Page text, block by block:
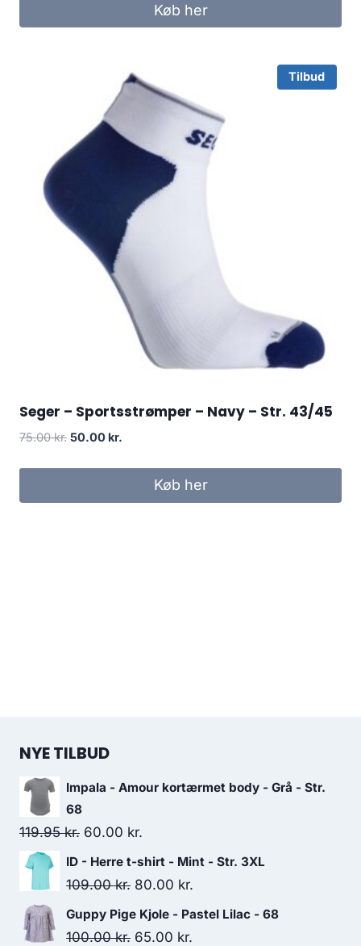
40.00 kr..Køb her
Tilbud
Seger – Sportsstrømper – Navy – Str. 43/45
75.00kr. Original
50.00 kr.
50.00 kr..Køb her
NYE TILBUD
Impala - Amour kortærmet body - Grå - Str.
68
119.95kr. Original
price
was:
60.00 kr.
price
is:
ID - Herre t-shirt - Mint - Str. 3XL
109.00kr. Original
price
was:
80.00 kr.
price
Guppy Pige Kjole - Pastel Lilac - 68
100.00kr. Original
65.00 kr.